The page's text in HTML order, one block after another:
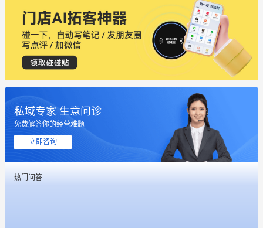
私域专家 生意问诊
免费解答你的经营难题
立即咨询
热门问答
这个营销策划案例推荐大家看一下
用有赞就能在微信、小红书同时经营了